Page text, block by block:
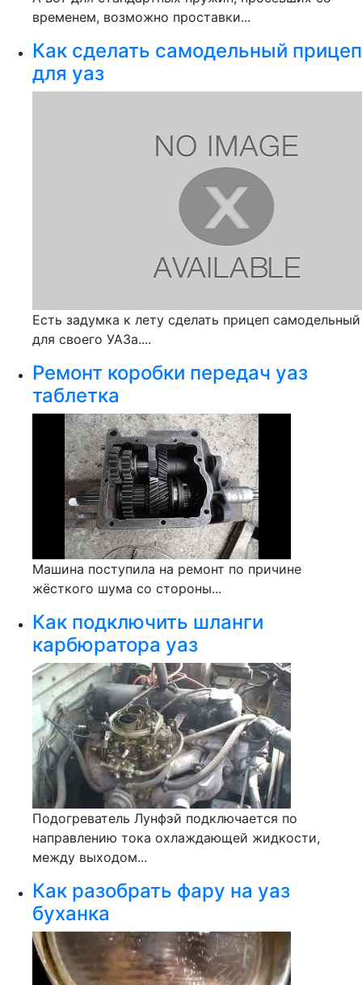
временем, возможно проставки...
Как сделать самодельный прицеп
для уаз
Есть задумка к лету сделать прицеп самодельный
для своего УАЗа....
Ремонт коробки передач уаз
таблетка
Машина поступила на ремонт по причине
жёсткого шума со стороны...
Как подключить шланги
карбюратора уаз
Подогреватель Лунфэй подключается по
направлению тока охлаждающей жидкости,
между выходом...
Как разобрать фару на уаз
буханка